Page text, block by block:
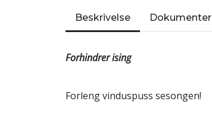
Beskrivelse Dokumenter
Forhindrer ising
Forleng vinduspuss sesongen!